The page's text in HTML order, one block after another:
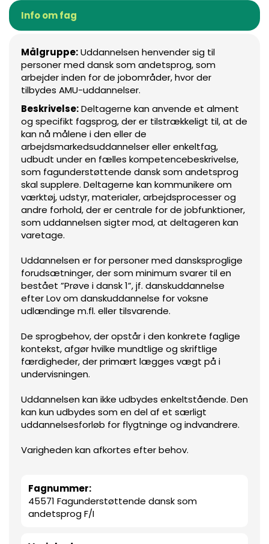
Info om fag
Målgruppe:Uddannelsen henvender sig til
personer med dansk som andetsprog, som
arbejder inden for de jobområder, hvor der
tilbydes AMU-uddannelser.
Beskrivelse:Deltagerne kan anvende et alment
og specifikt fagsprog, der er tilstrækkeligt til, at de
kan nå målene i den eller de
arbejdsmarkedsuddannelser eller enkeltfag,
udbudt under en fælles kompetencebeskrivelse,
som fagunderstøttende dansk som andetsprog
skal supplere. Deltagerne kan kommunikere om
værktøj, udstyr, materialer, arbejdsprocesser og
andre forhold, der er centrale for de jobfunktioner,
som uddannelsen sigter mod, at deltageren kan
varetage.
Uddannelsen er for personer med dansksproglige
forudsætninger, der som minimum svarer til en
bestået ”Prøve i dansk 1”, jf. danskuddannelse
efter Lov om danskuddannelse for voksne
udlændinge m.fl. eller tilsvarende.
De sprogbehov, der opstår i den konkrete faglige
kontekst, afgør hvilke mundtlige og skriftlige
færdigheder, der primært lægges vægt på i
undervisningen.
Uddannelsen kan ikke udbydes enkeltstående. Den
kan kun udbydes som en del af et særligt
uddannelsesforløb for flygtninge og indvandrere.
Varigheden kan afkortes efter behov.
Fagnummer:
45571 Fagunderstøttende dansk som
andetsprog F/I